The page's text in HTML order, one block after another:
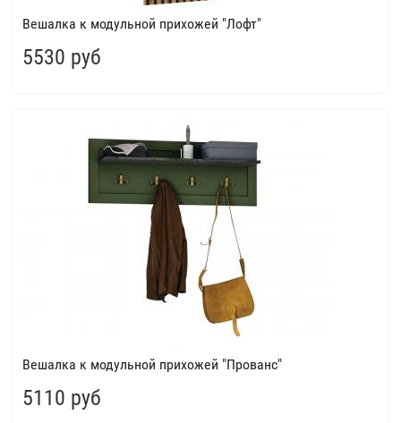
Вешалка к модульной прихожей "Лофт"
5530 руб
Вешалка к модульной прихожей "Прованс"
5110 руб